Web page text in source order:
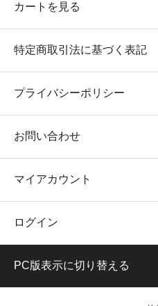
カートを見る
特定商取引法に基づく表記
プライバシーポリシー
お問い合わせ
マイアカウント
ログイン
PC版表示に切り替える